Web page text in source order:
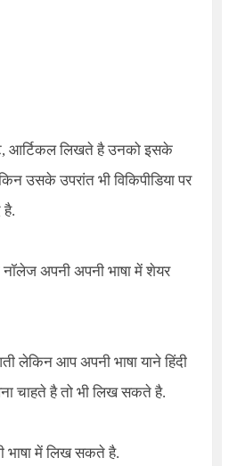
आर्टिकल लिखते है उनको इसके
उसके उपरांत भी विकिपीडिया पर
अपनी अपनी भाषा में शेयर
लेकिन आप अपनी भाषा याने हिंदी
चाहते है तो भी लिख सकते है.
भाषा में लिख सकते है.